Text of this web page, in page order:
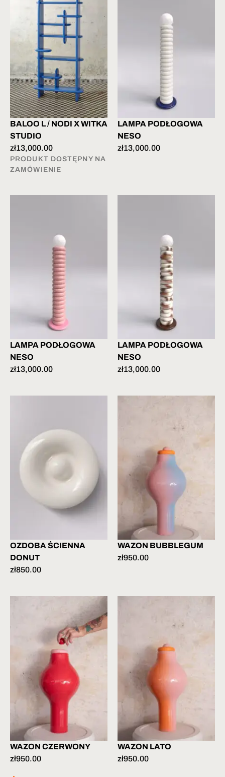
BALOO L / NODI X WITKA
STUDIO
zł13,000.00
PRODUKT DOSTĘPNY NA
ZAMÓWIENIE
LAMPA PODŁOGOWA
NESO
zł13,000.00
LAMPA PODŁOGOWA
NESO
zł13,000.00
LAMPA PODŁOGOWA
NESO
zł13,000.00
OZDOBA ŚCIENNA
DONUT
zł850.00
WAZON BUBBLEGUM
zł950.00
WAZON CZERWONY
zł950.00
WAZON LATO
zł950.00